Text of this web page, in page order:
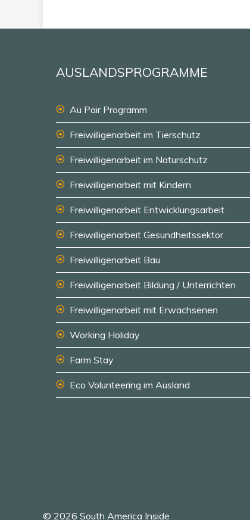
AUSLANDSPROGRAMME
Au Pair Programm
Freiwilligenarbeit im Tierschutz
Freiwilligenarbeit im Naturschutz
Freiwilligenarbeit mit Kindern
Freiwilligenarbeit Entwicklungsarbeit
Freiwilligenarbeit Gesundheitssektor
Freiwilligenarbeit Bau
Freiwilligenarbeit Bildung / Unterrichten
Freiwilligenarbeit mit Erwachsenen
Working Holiday
Farm Stay
Eco Volunteering im Ausland
© 2026 South America Inside